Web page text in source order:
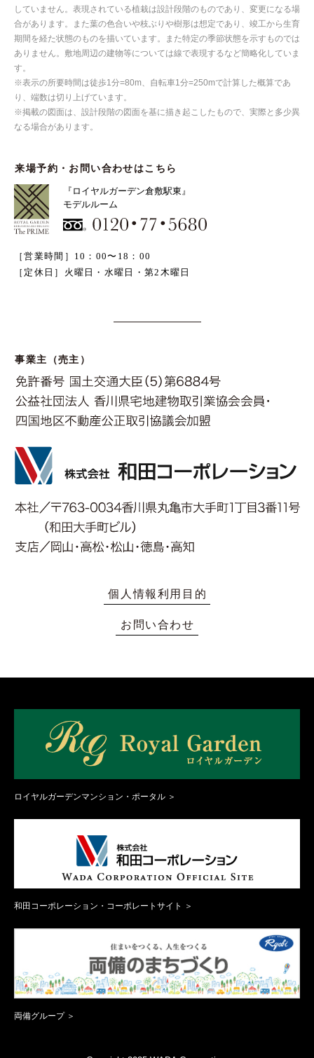
していません。表現されている植栽は設計段階のものであり、変更になる場
合があります。また葉の色合いや枝ぶりや樹形は想定であり、竣工から生育
期間を経た状態のものを描いています。また特定の季節状態を示すものでは
ありません。敷地周辺の建物等については線で表現するなど簡略化していま
す。
※表示の所要時間は徒歩1分=80m、自転車1分=250mで計算した概算であ
り、端数は切り上げています。
※掲載の図面は、設計段階の図面を基に描き起こしたもので、実際と多少異
なる場合があります。
来場予約・お問い合わせはこちら
『ロイヤルガーデン倉敷駅東』
モデルルーム
［営業時間］10：00〜18：00
［定休日］火曜日・水曜日・第2木曜日
事業主（売主）
個人情報利用目的
お問い合わせ
ロイヤルガーデンマンション・ポータル ＞
和田コーポレーション・コーポレートサイト ＞
両備グループ ＞